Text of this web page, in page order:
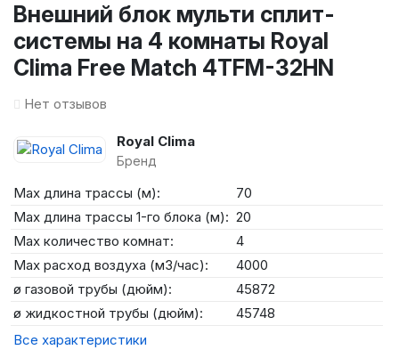
Внешний блок мульти сплит-
системы на 4 комнаты Royal
Clima Free Match 4TFM-32HN
Нет отзывов
Royal Clima
Бренд
Max длина трассы (м):
70
Max длина трассы 1-го блока (м): 20
Max количество комнат:
4
Max расход воздуха (м3/час):
4000
ø газовой трубы (дюйм):
45872
ø жидкостной трубы (дюйм):
45748
Все характеристики